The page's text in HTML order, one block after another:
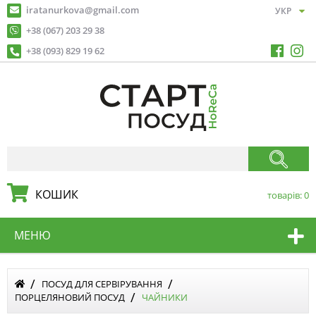
iratanurkova@gmail.com
+38 (067) 203 29 38
+38 (093) 829 19 62
КОШИК товарів:0
МЕНЮ
ПОСУД ДЛЯ СЕРВІРУВАННЯ
ПОРЦЕЛЯНОВИЙ ПОСУД
ЧАЙНИКИ